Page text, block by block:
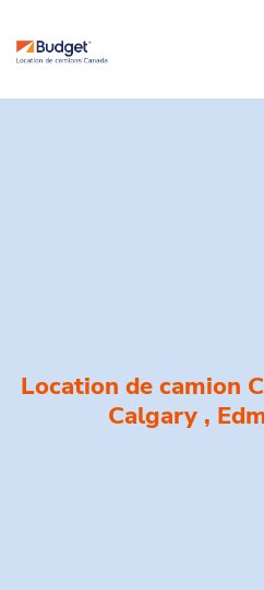
Location de camion
Calgary ,